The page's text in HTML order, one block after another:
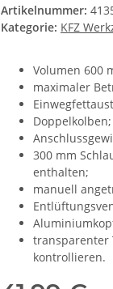
Artikelnummer:
Kategorie: KFZ
Volumen 600
maximaler
Doppelkolben;
300 mm
enthalten;
manuell
transparenter
kontrollieren.